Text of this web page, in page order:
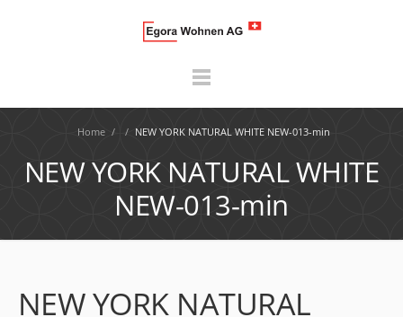
Home / / NEW YORK NATURAL WHITE NEW-013-min
NEW YORK NATURAL WHITE
NEW-013-min
NEW YORK NATURAL